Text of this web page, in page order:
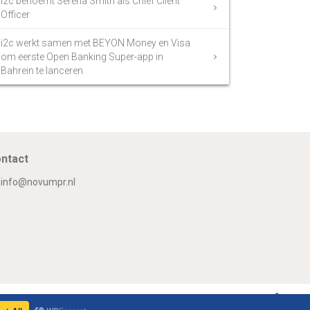
Officer
i2c werkt samen met BEYON Money en Visa
om eerste Open Banking Super-app in
Bahrein te lanceren
info@novumpr.nl